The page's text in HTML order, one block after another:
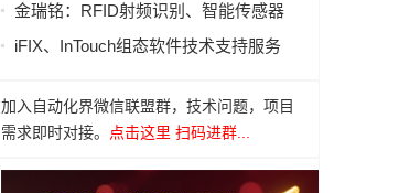
金瑞铭：RFID射频识别、智能传感器
iFIX、InTouch组态软件技术支持服务
加入自动化界微信联盟群，技术问题，项目
需求即时对接。
点击这里 扫码进群...